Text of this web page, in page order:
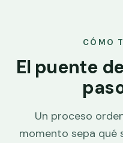
CÓMO
El puente
Un proceso
momento sepa qué